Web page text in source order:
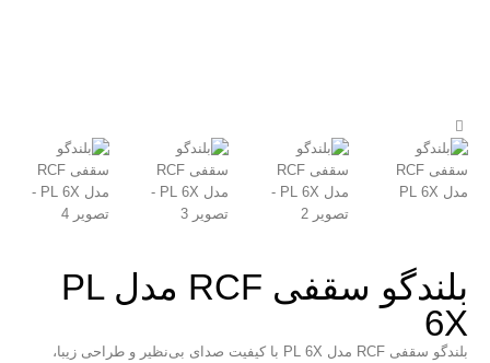
بلندگو سقفی RCF مدل PL
6X
بلندگو سقفی RCF مدل PL 6X با کیفیت صدای بی‌نظیر و طراحی زیبا،